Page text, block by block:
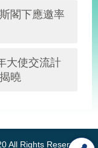
閣下應邀率
大使交流計
曉
All Rights Reserved